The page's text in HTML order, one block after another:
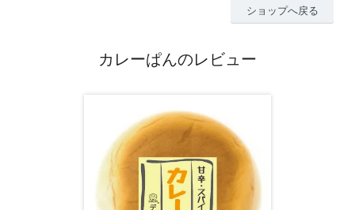
ショップへ戻る
カレーぱんのレビュー